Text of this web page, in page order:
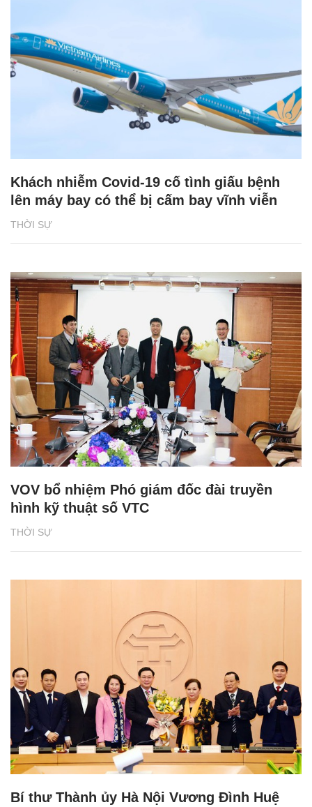
THỜI SỰ
Khách nhiễm Covid-19 cố tình giấu bệnh
lên máy bay có thể bị cấm bay vĩnh viễn
THỜI SỰ
VOV bổ nhiệm Phó giám đốc đài truyền
hình kỹ thuật số VTC
Bí thư Thành ủy Hà Nội Vương Đình Huệ